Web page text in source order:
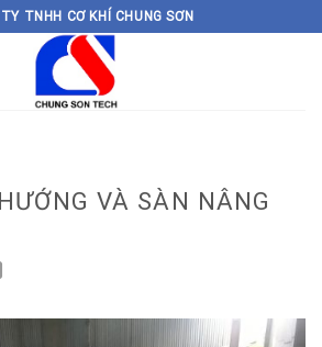
TNHH CƠ KHÍ CHUNG SƠN
VÀ SÀN NÂNG